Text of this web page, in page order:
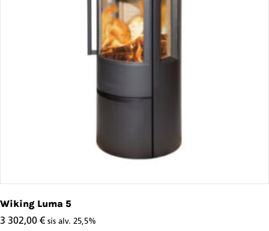
Wiking Luma 5
3 302,00 € sis alv. 25,5%